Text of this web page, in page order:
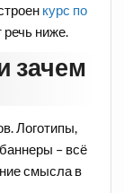
курс по
речь ниже.
зачем
Логотипы,
– всё
смысла в